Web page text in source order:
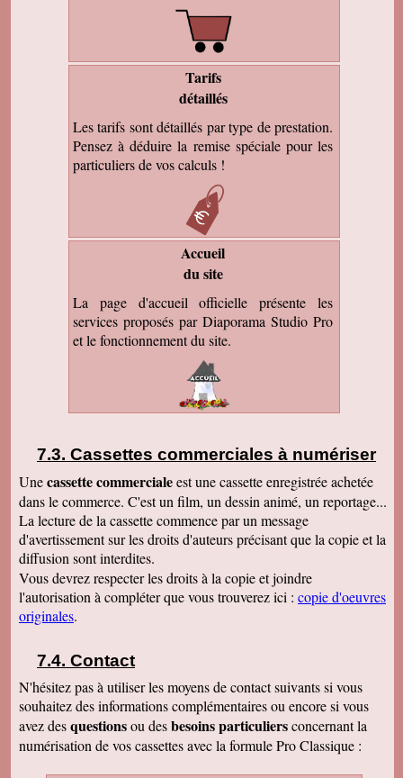
Tarifs
détaillés
Les tarifs sont détaillés par type de prestation.
Pensez à déduire la remise spéciale pour les
particuliers de vos calculs !
Accueil
du site
La page d'accueil officielle présente les
services proposés par Diaporama Studio Pro
et le fonctionnement du site.
Cassettes commerciales à numériser
Unecassette commercialeest une cassette enregistrée achetée
dans le commerce. C'est un film, un dessin animé, un reportage...
La lecture de la cassette commence par un message
d'avertissement sur les droits d'auteurs précisant que la copie et la
diffusion sont interdites.
Vous devrez respecter les droits à la copie et joindre
l'autorisation à compléter que vous trouverez ici : copie d'oeuvres
originales.
Contact
N'hésitez pas à utiliser les moyens de contact suivants si vous
souhaitez des informations complémentaires ou encore si vous
avez desquestionsou desbesoins particuliersconcernant la
numérisation de vos cassettes avec la formule Pro Classique :